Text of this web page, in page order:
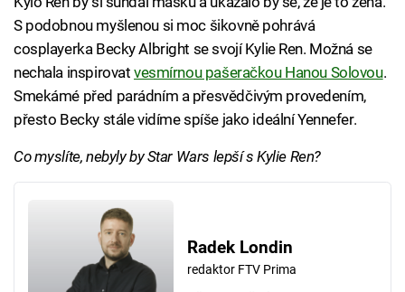
S podobnou myšlenou si moc šikovně pohrává
cosplayerka Becky Albright se svojí Kylie Ren. Možná se
nechala inspirovat vesmírnou pašeračkou Hanou Solovou.
Smekámé před parádním a přesvědčivým provedením,
přesto Becky stále vidíme spíše jako ideální Yennefer.
Co myslíte, nebyly by Star Wars lepší s Kylie Ren?
Radek Londin
redaktor FTV Prima